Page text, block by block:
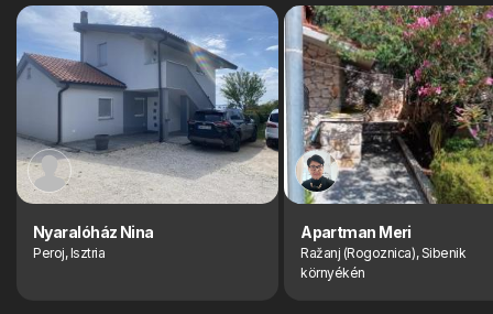
Nyaralóház Nina
Peroj, Isztria
Apartman Meri
Ražanj (Rogoznica), Sibenik
környékén